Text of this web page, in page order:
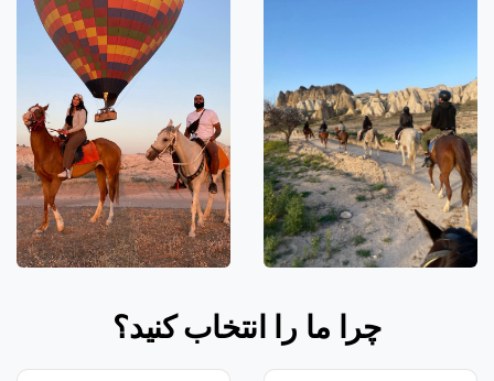
چرا ما را انتخاب کنید؟